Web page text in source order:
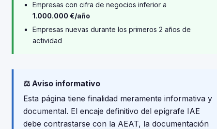
Empresas con cifra de negocios inferior a
1.000.000 €/año
Empresas nuevas durante los primeros 2 años de
actividad
⚖️ Aviso informativo
Esta página tiene finalidad meramente informativa y
documental. El encaje definitivo del epígrafe IAE
debe contrastarse con la AEAT, la documentación